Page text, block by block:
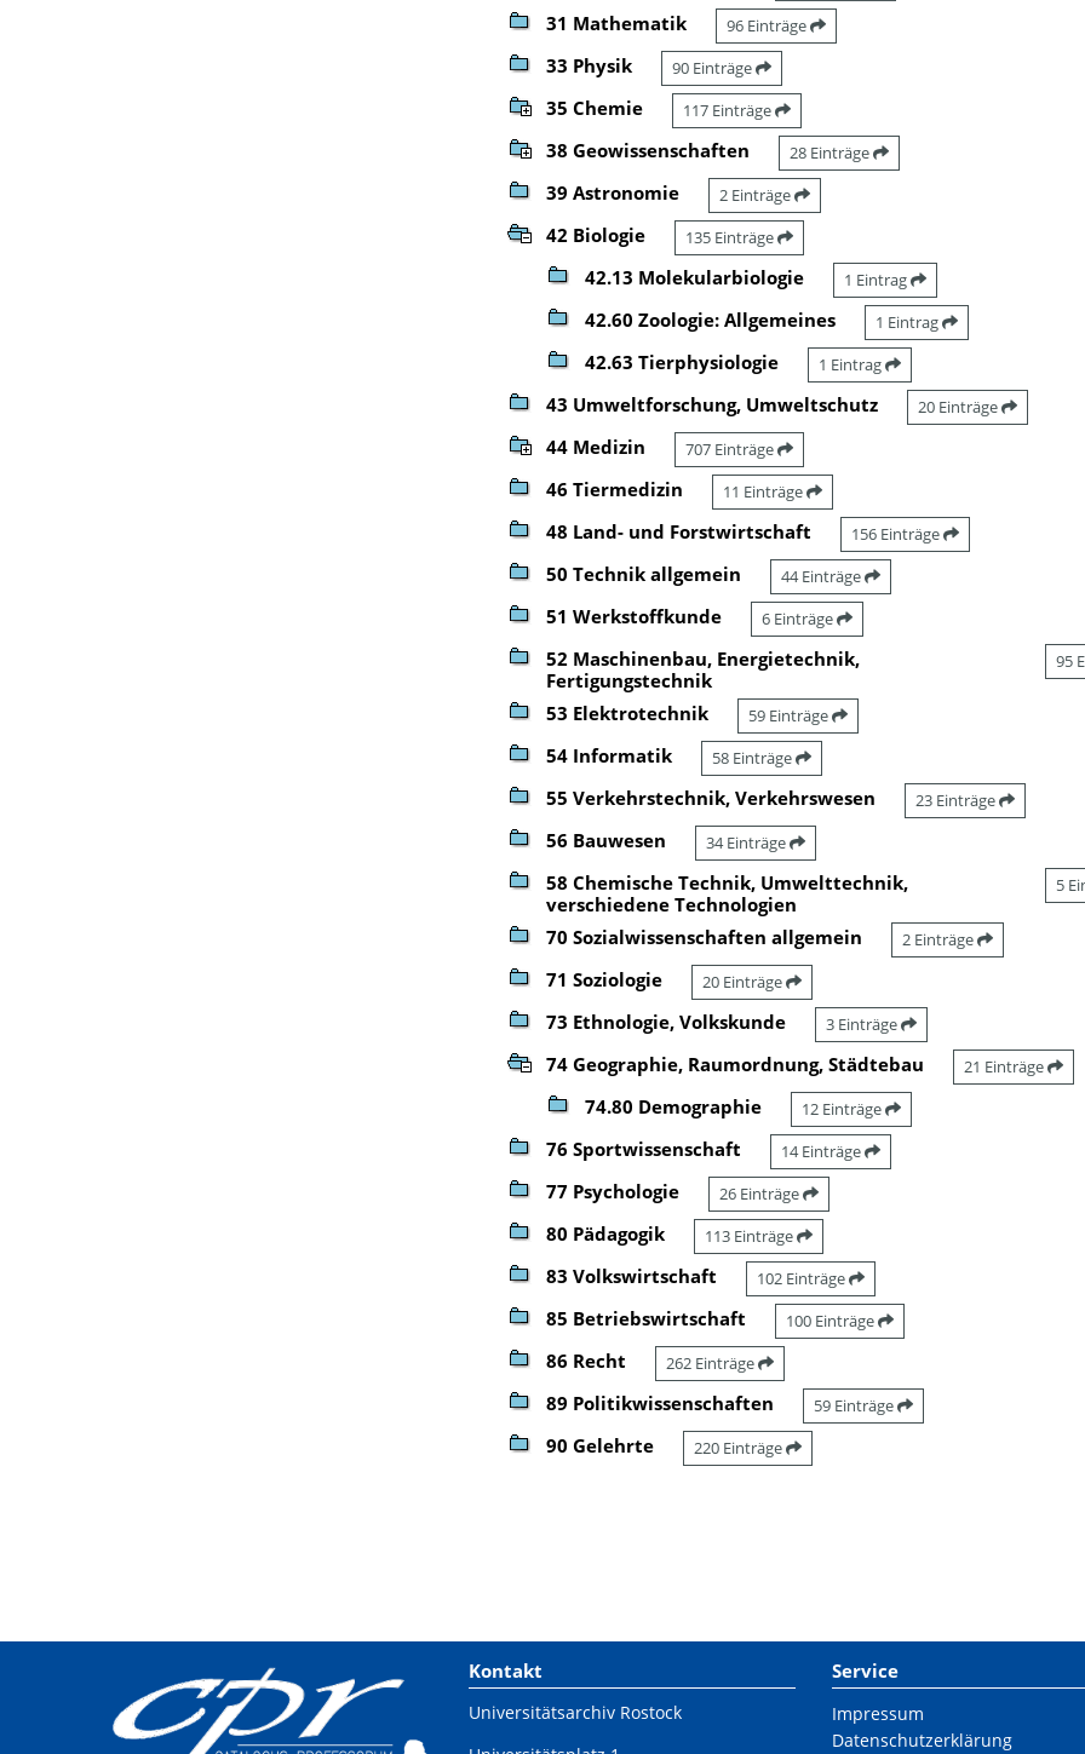
31 Mathematik 96 Einträge
33 Physik 90 Einträge
35 Chemie 117 Einträge
38 Geowissenschaften 28 Einträge
39 Astronomie 2 Einträge
42 Biologie 135 Einträge
42.13 Molekularbiologie 1 Eintrag
42.60 Zoologie: Allgemeines 1 Eintrag
42.63 Tierphysiologie 1 Eintrag
43 Umweltforschung, Umweltschutz 20 Einträge
44 Medizin 707 Einträge
46 Tiermedizin 11 Einträge
48 Land- und Forstwirtschaft 156 Einträge
50 Technik allgemein 44 Einträge
51 Werkstoffkunde 6 Einträge
52 Maschinenbau, Energietechnik,
Fertigungstechnik
95
53 Elektrotechnik 59 Einträge
54 Informatik 58 Einträge
55 Verkehrstechnik, Verkehrswesen 23 Einträge
56 Bauwesen 34 Einträge
58 Chemische Technik, Umwelttechnik,
verschiedene Technologien
5
70 Sozialwissenschaften allgemein 2 Einträge
71 Soziologie 20 Einträge
73 Ethnologie, Volkskunde 3 Einträge
74 Geographie, Raumordnung, Städtebau 21 Einträge
74.80 Demographie 12 Einträge
76 Sportwissenschaft 14 Einträge
77 Psychologie 26 Einträge
80 Pädagogik 113 Einträge
83 Volkswirtschaft 102 Einträge
85 Betriebswirtschaft 100 Einträge
86 Recht 262 Einträge
89 Politikwissenschaften 59 Einträge
90 Gelehrte 220 Einträge
Kontakt
Universitätsarchiv Rostock
Service
Impressum
Datenschutzerklärung